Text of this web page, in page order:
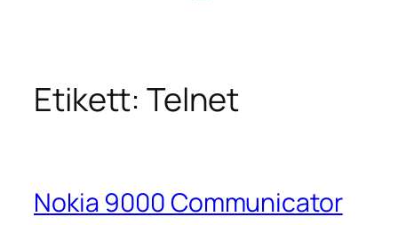
Etikett:Telnet
Nokia 9000 Communicator